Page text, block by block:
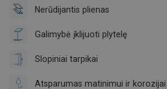
Nerūdijantis plienas
Galimybė įklijuoti plytelę
Slopiniai tarpikai
Atsparumas matinimui ir korozijai